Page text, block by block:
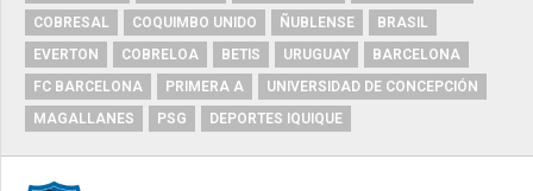
COBRESAL
COQUIMBO UNIDO ÑUBLENSE
BRASIL
EVERTON
COBRELOA BETIS URUGUAY
BARCELONA
FC BARCELONA
PRIMERA A
UNIVERSIDAD DE CONCEPCIÓN
MAGALLANES
PSG DEPORTES IQUIQUE